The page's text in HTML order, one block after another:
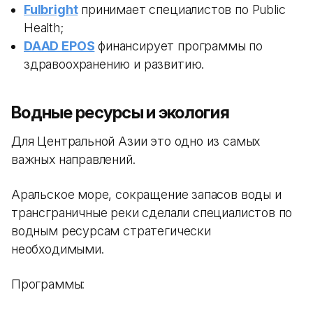
Fulbrightпринимает специалистов по Public
Health;
DAAD EPOS финансирует программы по
здравоохранению и развитию.
Водные ресурсы и экология
Для Центральной Азии это одно из самых
важных направлений.
Аральское море, сокращение запасов воды и
трансграничные реки сделали специалистов по
водным ресурсам стратегически
необходимыми.
Программы: